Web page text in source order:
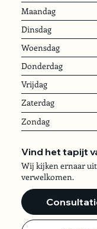
Maandag
Dinsdag
Woensdag
Donderdag
Vrijdag
Zaterdag
Zondag
Vind het tapijt
Wij kijken ernaar
verwelkomen.